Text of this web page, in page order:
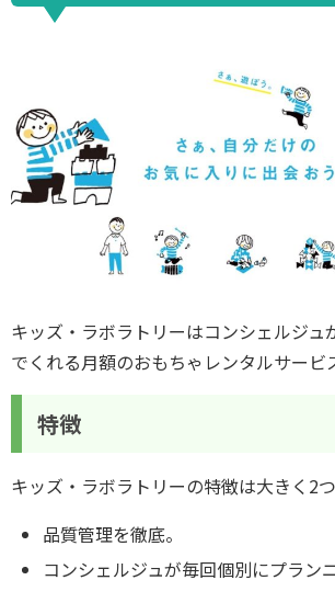
キッズ・ラボラトリーはコンシェルジュ
でくれる月額のおもちゃレンタルサービ
特徴
キッズ・ラボラトリーの特徴は大きく2つ
品質管理を徹底。
コンシェルジュが毎回個別にプラン